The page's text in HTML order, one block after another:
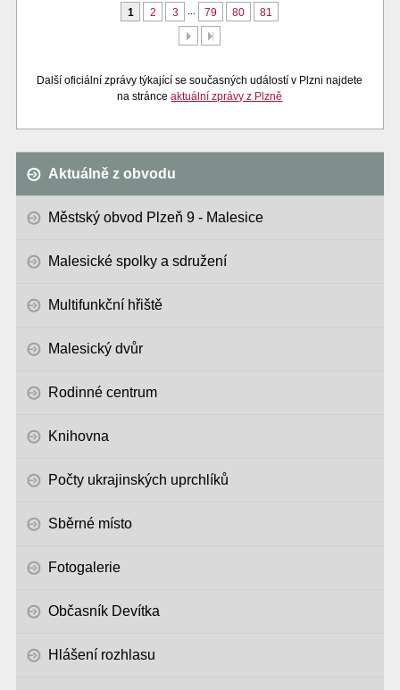
1 2 3 ... 79 80
81
DalšíPoslední
Další oficiální zprávy týkající se současných událostí v Plzni najdete
na stránceaktuální zprávy z Plzně
Aktuálně z obvodu
Městský obvod Plzeň 9 - Malesice
Malesické spolky a sdružení
Multifunkční hřiště
Malesický dvůr
Rodinné centrum
Knihovna
Počty ukrajinských uprchlíků
Sběrné místo
Fotogalerie
Občasník Devítka
Hlášení rozhlasu